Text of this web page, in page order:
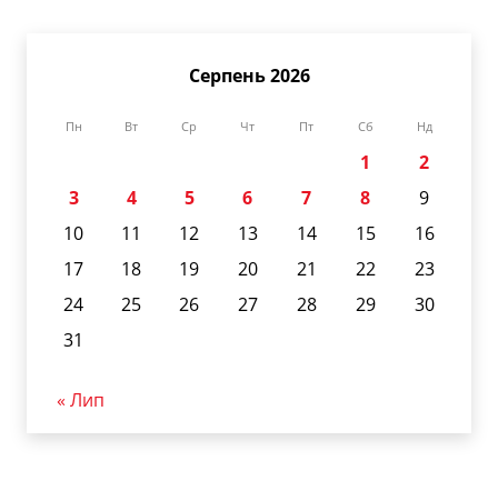
Серпень 2026
Пн Вт Ср Чт Пт Сб Нд
1
2
3
4 5 6 7 8
9
10
11 12 13 14 15
16
17
18 19 20 21 22
23
24
25 26 27 28 29
30
31
« Лип